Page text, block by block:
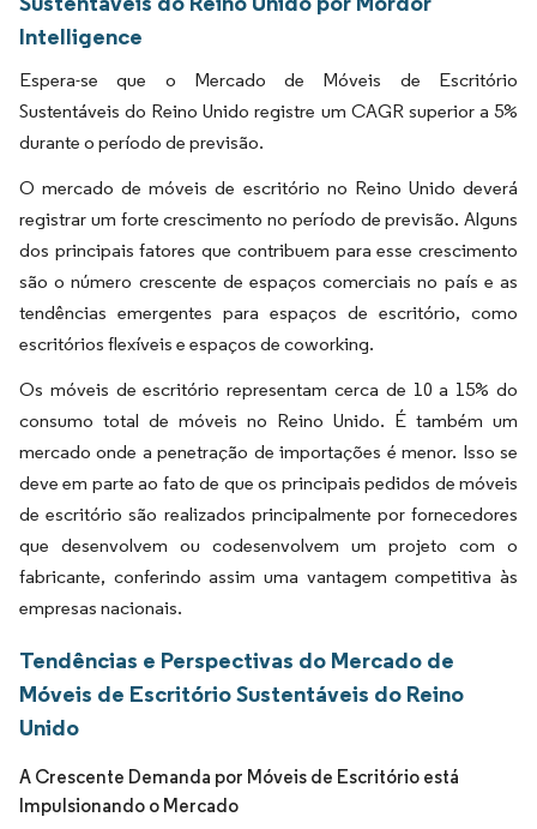
Intelligence
Espera-se que o Mercado de Móveis de Escritório
Sustentáveis do Reino Unido registre um CAGR superior a 5%
durante o período de previsão.
O mercado de móveis de escritório no Reino Unido deverá
registrar um forte crescimento no período de previsão. Alguns
dos principais fatores que contribuem para esse crescimento
são o número crescente de espaços comerciais no país e as
tendências emergentes para espaços de escritório, como
escritórios flexíveis e espaços de coworking.
Os móveis de escritório representam cerca de 10 a 15% do
consumo total de móveis no Reino Unido. É também um
mercado onde a penetração de importações é menor. Isso se
deve em parte ao fato de que os principais pedidos de móveis
de escritório são realizados principalmente por fornecedores
que desenvolvem ou codesenvolvem um projeto com o
fabricante, conferindo assim uma vantagem competitiva às
empresas nacionais.
Tendências e Perspectivas do Mercado de
Móveis de Escritório Sustentáveis do Reino
Unido
A Crescente Demanda por Móveis de Escritório está
Impulsionando o Mercado